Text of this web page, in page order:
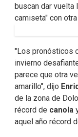
buscan dar vuelta
camiseta" con
"Los pronósticos
invierno
parece que otra
amarillo", dijo
de la zona de
récord de canola
aquel año récord